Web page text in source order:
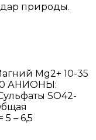
природы.
Mg2+ 10-35
АНИОНЫ:
SO42-
– 6,5